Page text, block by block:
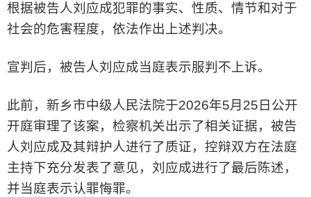
根据被告人刘应成犯罪的事实、性质、情节和对于
社会的危害程度，依法作出上述判决。
宣判后，被告人刘应成当庭表示服判不上诉。
此前，新乡市中级人民法院于2026年5月25日公开
开庭审理了该案，检察机关出示了相关证据，被告
人刘应成及其辩护人进行了质证，控辩双方在法庭
主持下充分发表了意见，刘应成进行了最后陈述，
并当庭表示认罪悔罪。